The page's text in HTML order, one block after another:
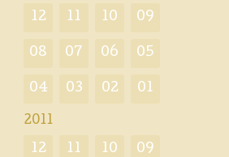
12 11 10 09
08 07 06 05
04 03 02 01
2011
12 11 10 09